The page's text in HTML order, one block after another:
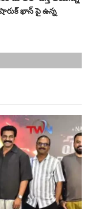
ఖాన్ పై ఉన్న